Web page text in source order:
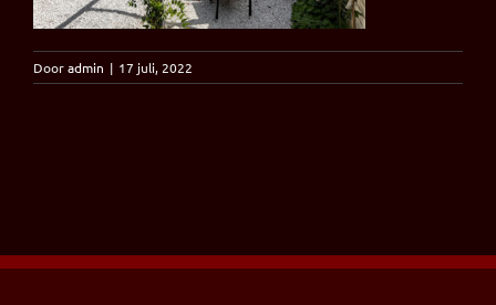
Dooradmin | 17 juli, 2022